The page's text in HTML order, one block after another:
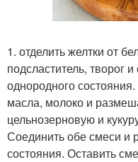
1. отделить желтки от
подсластитель, творог
однородного
масла, молоко и
цельнозерновую и
Соединить обе смеси и
состояния. Оставить